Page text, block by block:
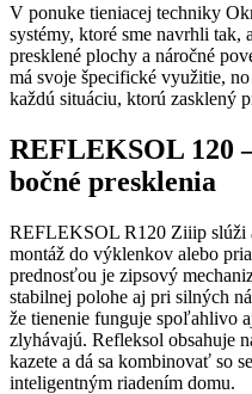
V ponuke tieniacej techniky
systémy, ktoré sme navrhli
presklené plochy a náročné
má svoje špecifické využitie,
každú situáciu, ktorú zasklený
REFLEKSOL 120
bočné presklenia
REFLEKSOL R120 Ziiip slúži
montáž do výklenkov alebo
prednosťou je zipsový
stabilnej polohe aj pri silných
že tienenie funguje spoľahlivo
zlyhávajú. Refleksol obsahuje
kazete a dá sa kombinovať so
inteligentným riadením domu.